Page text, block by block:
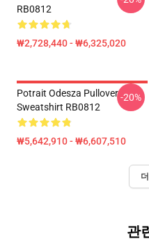
RB0812
₩2,728,440 - ₩6,325,020
Potrait Odesza Pullover
Sweatshirt RB0812
₩5,642,910 - ₩6,607,510
-20%
관